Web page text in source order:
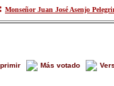
Monseñor Juan José Asenjo
Más votado